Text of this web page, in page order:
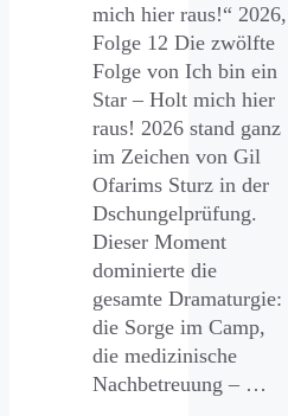
mich hier raus!“ 2026,
Folge 12 Die zwölfte
Folge von Ich bin ein
Star – Holt mich hier
raus! 2026 stand ganz
im Zeichen von Gil
Ofarims Sturz in der
Dschungelprüfung.
Dieser Moment
dominierte die
gesamte Dramaturgie:
die Sorge im Camp,
die medizinische
Nachbetreuung – …